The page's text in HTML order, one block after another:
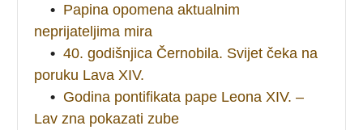
• Papina opomena aktualnim
neprijateljima mira
• 40. godišnjica Černobila. Svijet čeka na
poruku Lava XIV.
• Godina pontifikata pape Leona XIV. –
Lav zna pokazati zube